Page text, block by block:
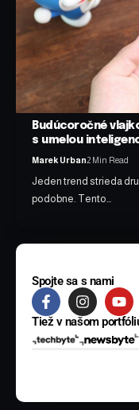
Budúcoročné
s umelou
Marek Urban2 Min Read
Jeden trend strieda
podobne. Tento…
Spojte sa s nami
Tiež v našom